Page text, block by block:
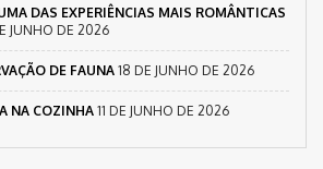
DAS EXPERIÊNCIAS MAIS ROMÂNTICAS
JUNHO DE 2026
DE FAUNA18 DE JUNHO DE 2026
NA COZINHA11 DE JUNHO DE 2026